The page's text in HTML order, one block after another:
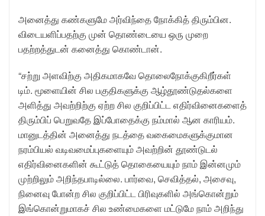
அனைத்து கண்களுமே அர்விந்தை நோக்கித் திரும்பின.
விடையளிப்பதற்கு முன் தொண்டையை ஒரு முறை
பதற்றத்துடன் கனைத்து கொண்டான்.
“சற்று அளவிற்கு அதிகமாகவே தொலைநோக்குகிறீர்கள்
டிம். மூளையின் சில பகுதிகளுக்கு ஆழ்தூண்டுதல்களை
அளித்து அவற்றிற்கு ஏற்ற சில குறிப்பிட்ட எதிர்வினைகளைத்
திரும்பிப் பெறுவதே இப்போதைக்கு நம்மால் ஆன காரியம்.
மானுடத்தின் அனைத்து நடத்தை வகைமைகளுக்குமான
நரம்பியல் வடிவமைப்புகளையும் அவற்றின் தூண்டுடல்
எதிர்வினைகளின் கூட்டுத் தொகையையும் நாம் இன்னமும்
முற்றிலும் அறிந்தபாடில்லை. பார்வை, செவித்தல், அசைவு,
நினைவு போன்ற சில குறிப்பிட்ட பிரிவுகளில் அங்கொன்றும்
இங்கொன்றுமாகச் சில உண்மைகளை மட்டுமே நாம் அறிந்து